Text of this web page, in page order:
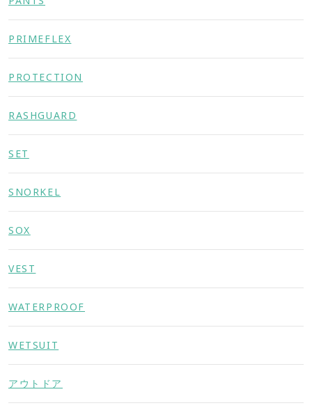
PRIMEFLEX
PROTECTION
RASHGUARD
SET
SNORKEL
SOX
VEST
WATERPROOF
WETSUIT
アウトドア